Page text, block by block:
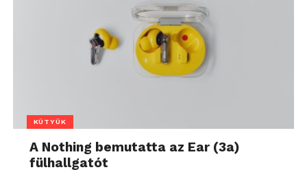
KÜTYÜK
A Nothing bemutatta az Ear (3a)
fülhallgatót